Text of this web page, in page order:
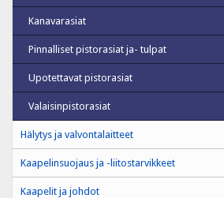
Kanavarasiat
Pinnalliset pistorasiat ja- tulpat
Upotettavat pistorasiat
Valaisinpistorasiat
Hälytys ja valvontalaitteet
Kaapelinsuojaus ja -liitostarvikkeet
Kaapelit ja johdot